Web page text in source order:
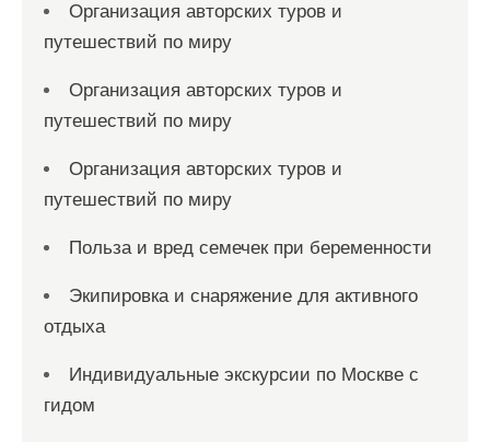
Организация авторских туров и
путешествий по миру
Организация авторских туров и
путешествий по миру
Организация авторских туров и
путешествий по миру
Польза и вред семечек при беременности
Экипировка и снаряжение для активного
отдыха
Индивидуальные экскурсии по Москве с
гидом